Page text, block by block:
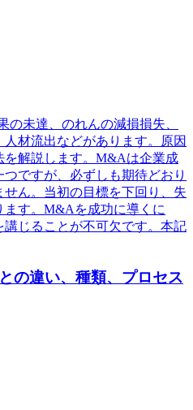
未達、のれんの減損損失、
材流出などがあります。原因
を解説します。M&Aは企業成
ですが、必ずしも期待どおり
ん。当初の目標を下回り、失
す。M&Aを成功に導くに
じることが不可欠です。本記
の違い、種類、プロセス